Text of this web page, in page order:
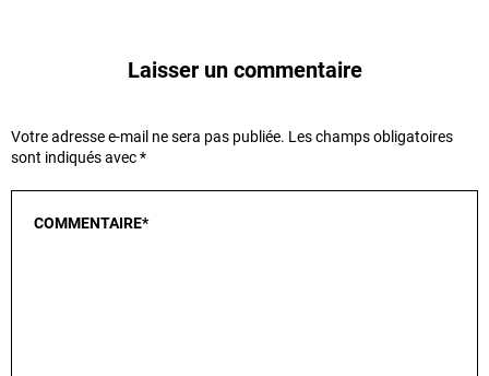
Laisser un commentaire
Votre adresse e-mail ne sera pas publiée. Les champs obligatoires
sont indiqués avec*